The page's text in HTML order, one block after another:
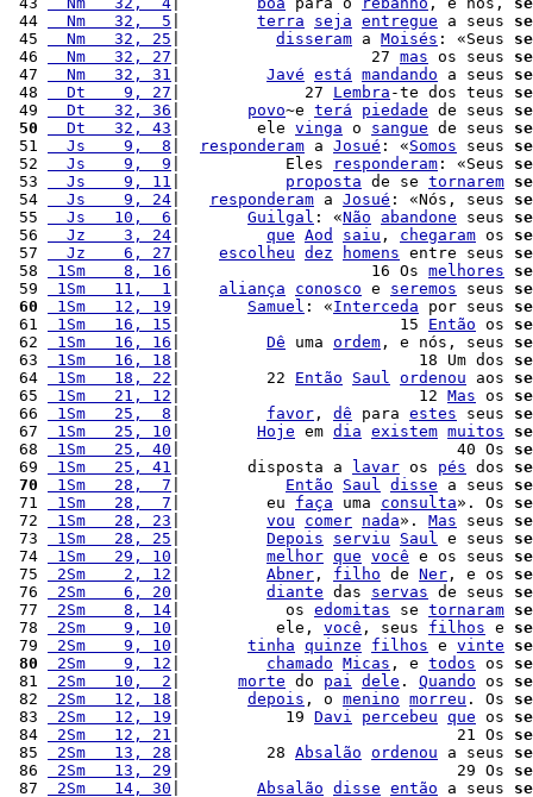
44
  Nm   32,  5
terra seja entregue a seus
45
  Nm   32, 25
disseram a Moisés : «Seus
46
  Nm   32, 27
|                    27 mas os seus
47
  Nm   32, 31
Javé está mandando a seus
48
  Dt    9, 27
|             27 Lembra -te dos teus
49
  Dt   32, 36
povo~e terá piedade de seus
50
  Dt   32, 43
|        ele vinga o sangue de seus
51
  Js    9,  8
responderam a Josué : «Somos seus
52
  Js    9,  9
|           Eles responderam : «Seus
53
  Js    9, 11
proposta de se tornarem
54
  Js    9, 24
responderam a Josué : «Nós, seus
55
  Js   10,  6
Guilgal : «Não abandone seus
56
  Jz    3, 24
que Aod saiu , chegaram os
57
  Jz    6, 27
escolheu dez homens entre seus
58
1Sm    8, 16 |                    16 Os melhores
59
1Sm   11,  1 aliança conosco e seremos seus
60
1Sm   12, 19 Samuel : «Interceda por seus
61
1Sm   16, 15 |                       15 Então os
62
1Sm   16, 16 Dê uma ordem , e nós, seus
63
1Sm   16, 18 |                         18 Um dos
64
1Sm   18, 22 |         22 Então Saul ordenou aos
65
1Sm   21, 12 |                         12 Mas os
66
1Sm   25,  8 favor , dê para estes seus
67
1Sm   25, 10 Hoje em dia existem muitos
68
1Sm   25, 40 |                             40 Os
69
1Sm   25, 41 |       disposta a lavar os pés dos
70
1Sm   28,  7 Então Saul disse a seus
71
1Sm   28,  7 |         eu faça uma consulta». Os
72
1Sm   28, 23 vou comer nada». Mas seus
73
1Sm   28, 25 Depois serviu Saul e seus
74
1Sm   29, 10 melhor que você e os seus
75
2Sm    2, 12 Abner , filho de Ner , e os
76
2Sm    6, 20 diante das servas de seus
77
2Sm    8, 14 |           os edomitas se tornaram
78
2Sm    9, 10 |          ele, você , seus filhos e
79
2Sm    9, 10 tinha quinze filhos e vinte
80
2Sm    9, 12 chamado Micas , e todos os
81
2Sm   10,  2 morte do pai dele . Quando os
82
2Sm   12, 18 depois , o menino morreu . Os
83
2Sm   12, 19 |           19 Davi percebeu que os
84
2Sm   12, 21 |                             21 Os
85
2Sm   13, 28 |         28 Absalão ordenou a seus
86
2Sm   13, 29 |                             29 Os
87
2Sm   14, 30 Absalão disse então a seus